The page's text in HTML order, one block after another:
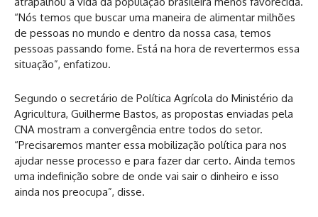
“Nós temos que buscar uma maneira de alimentar milhões
de pessoas no mundo e dentro da nossa casa, temos
pessoas passando fome. Está na hora de revertermos essa
situação”, enfatizou.
Segundo o secretário de Política Agrícola do Ministério da
Agricultura, Guilherme Bastos, as propostas enviadas pela
CNA mostram a convergência entre todos do setor.
“Precisaremos manter essa mobilização política para nos
ajudar nesse processo e para fazer dar certo. Ainda temos
uma indefinição sobre de onde vai sair o dinheiro e isso
ainda nos preocupa”, disse.